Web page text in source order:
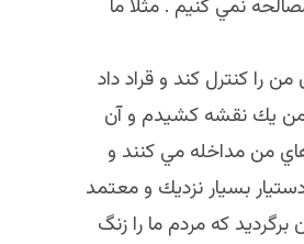
نمي كنيم . مثلا ما
را كنترل كند و قراد داد
من يك نقشه كشيدم و آن
هاي من مداخله مي كنند و
بسيار نزديك و معتمد
كه مردم ما را زنگ